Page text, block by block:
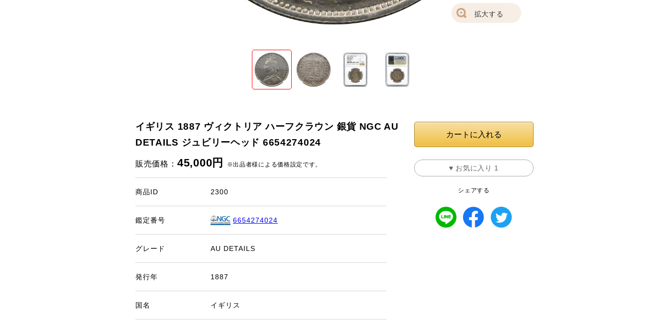
拡大する
イギリス 1887 ヴィクトリア ハーフクラウン 銀貨 NGC AU
DETAILS ジュビリーヘッド 6654274024
販売価格： 45,000円 ※出品者様による価格設定です。
商品ID 2300
鑑定番号 6654274024
グレード AU DETAILS
発行年 1887
国名 イギリス
カートに入れる
♥ お気に入り 1
シェアする